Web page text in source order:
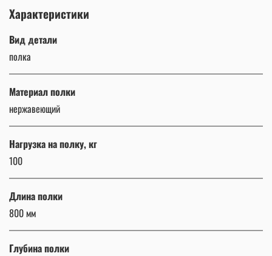
Характеристики
Вид детали
полка
Материал полки
нержавеющий
Нагрузка на полку, кг
100
Длина полки
800 мм
Глубина полки